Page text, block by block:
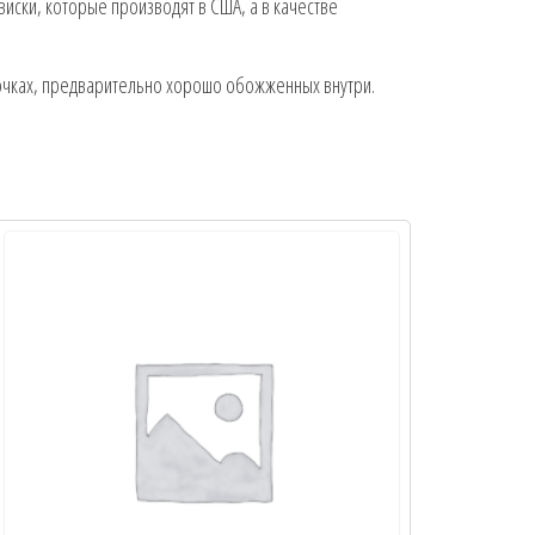
которые производят в США, а в качестве
предварительно хорошо обожженных внутри.